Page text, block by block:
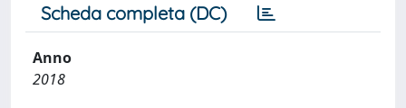
Scheda completa (DC)
Anno
2018